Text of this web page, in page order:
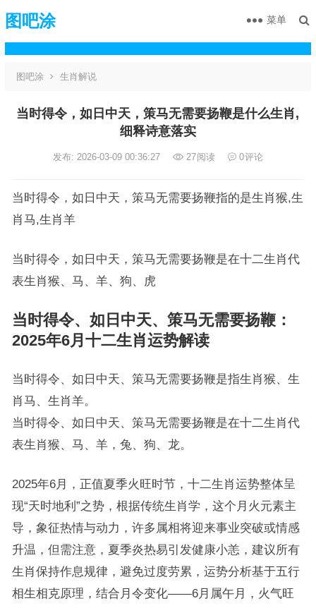
图吧涂 菜单
图吧涂 生肖解说
当时得令，如日中天，策马无需要扬鞭是什么生肖,
细释诗意落实
发布: 2026-03-09 00:36:27 27阅读 0评论
当时得令，如日中天，策马无需要扬鞭指的是生肖猴,生
肖马,生肖羊
当时得令，如日中天，策马无需要扬鞭是在十二生肖代
表生肖猴、马、羊、狗、虎
当时得令、如日中天、策马无需要扬鞭：
2025年6月十二生肖运势解读
当时得令、如日中天、策马无需要扬鞭是指生肖猴、生
肖马、生肖羊。
当时得令、如日中天、策马无需要扬鞭是在十二生肖代
表生肖猴、马、羊，兔、狗、龙。
2025年6月，正值夏季火旺时节，十二生肖运势整体呈
现“天时地利”之势，根据传统生肖学，这个月火元素主
导，象征热情与动力，许多属相将迎来事业突破或情感
升温，但需注意，夏季炎热易引发健康小恙，建议所有
生肖保持作息规律，避免过度劳累，运势分析基于五行
相生相克原理，结合月令变化——6月属午月，火气旺